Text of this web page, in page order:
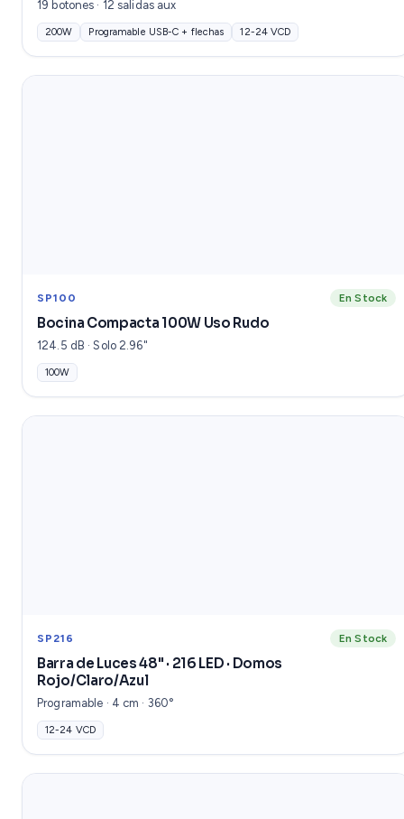
19 botones · 12 salidas aux
200W Programable USB-C + flechas 12-24 VCD
SP100 En Stock
Bocina Compacta 100W Uso Rudo
124.5 dB · Solo 2.96"
100W
SP216 En Stock
Barra de Luces 48" · 216 LED · Domos
Rojo/Claro/Azul
Programable · 4 cm · 360°
12-24 VCD